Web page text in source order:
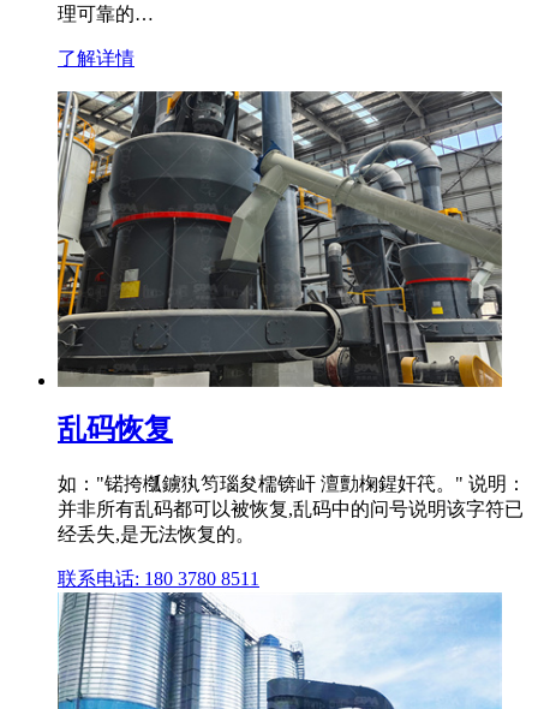
理可靠的…
了解详情
乱码恢复
如："锘挎槬鐪犱笉瑙夋檽锛屽 澶勯椈鍟奸笩。" 说明：
并非所有乱码都可以被恢复,乱码中的问号说明该字符已
经丢失,是无法恢复的。
联系电话: 180 3780 8511